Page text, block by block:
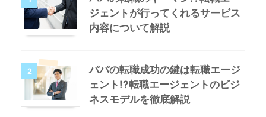
ジェントが行ってくれるサービス
内容について解説
2
パパの転職成功の鍵は転職エージ
ェント!?転職エージェントのビジ
ネスモデルを徹底解説